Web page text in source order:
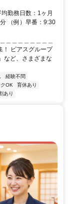
勤務日数：1ヶ月
（例）早番：9:30
＿＿＿＿＿＿＿＿
！ ピアスグループ
など、さまざまな
経験不問
OK
育休あり
あり